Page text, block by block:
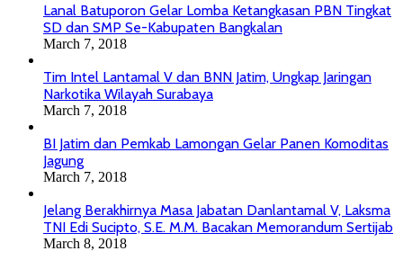
Lanal Batuporon Gelar Lomba Ketangkasan PBN Tingkat
SD dan SMP Se-Kabupaten Bangkalan
March 7, 2018
Tim Intel Lantamal V dan BNN Jatim, Ungkap Jaringan
Narkotika Wilayah Surabaya
March 7, 2018
BI Jatim dan Pemkab Lamongan Gelar Panen Komoditas
Jagung
March 7, 2018
Jelang Berakhirnya Masa Jabatan Danlantamal V, Laksma
TNI Edi Sucipto, S.E. M.M. Bacakan Memorandum Sertijab
March 8, 2018